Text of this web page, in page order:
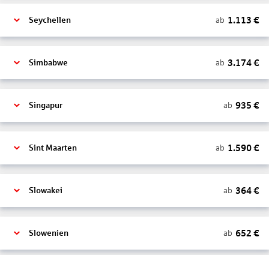
Seychellen ab 1.113 €
Simbabwe ab 3.174€
Singapur ab 935 €
Sint Maarten ab 1.590€
Slowakei ab 364€
Slowenien ab 652 €